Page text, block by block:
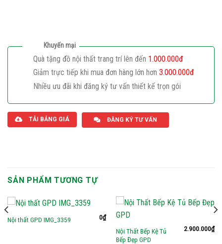
Khuyến mại
Quà tặng đồ nội thất trang trí lên đến 1.000.000đ
Giảm trực tiếp khi mua đơn hàng lớn hơn 3.000.000đ
Nhiều ưu đãi khi đăng ký tư vấn thiết kế trọn gói
TẢI BẢNG GIÁ ĐĂNG KÝ TƯ VẤN
SẢN PHẨM TƯƠNG TỰ
Nội thất GPD IMG_3359 0₫
Nội Thất Bếp Kệ Tủ
Bếp Đẹp GPD
2.900.000₫